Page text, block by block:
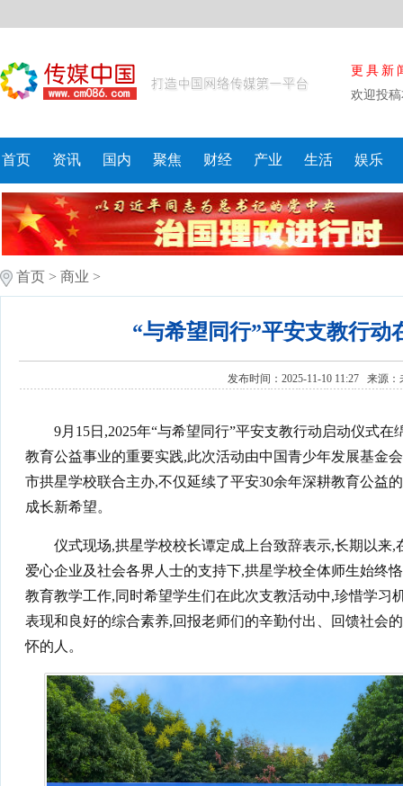
更具新
欢迎投
首页 资讯 国内 聚焦 财经 产业 生活 娱乐
首页 > 商业 >
“与希望同行”平安支教行动
发布时间：2025-11-10 11:27 来源：
9月15日,2025年“与希望同行”平安支教行动启动仪式
教育公益事业的重要实践,此次活动由中国青少年发展基金
市拱星学校联合主办,不仅延续了平安30余年深耕教育公益
成长新希望。
仪式现场,拱星学校校长谭定成上台致辞表示,长期以来
爱心企业及社会各界人士的支持下,拱星学校全体师生始终
教育教学工作,同时希望学生们在此次支教活动中,珍惜学习
表现和良好的综合素养,回报老师们的辛勤付出、回馈社会
怀的人。